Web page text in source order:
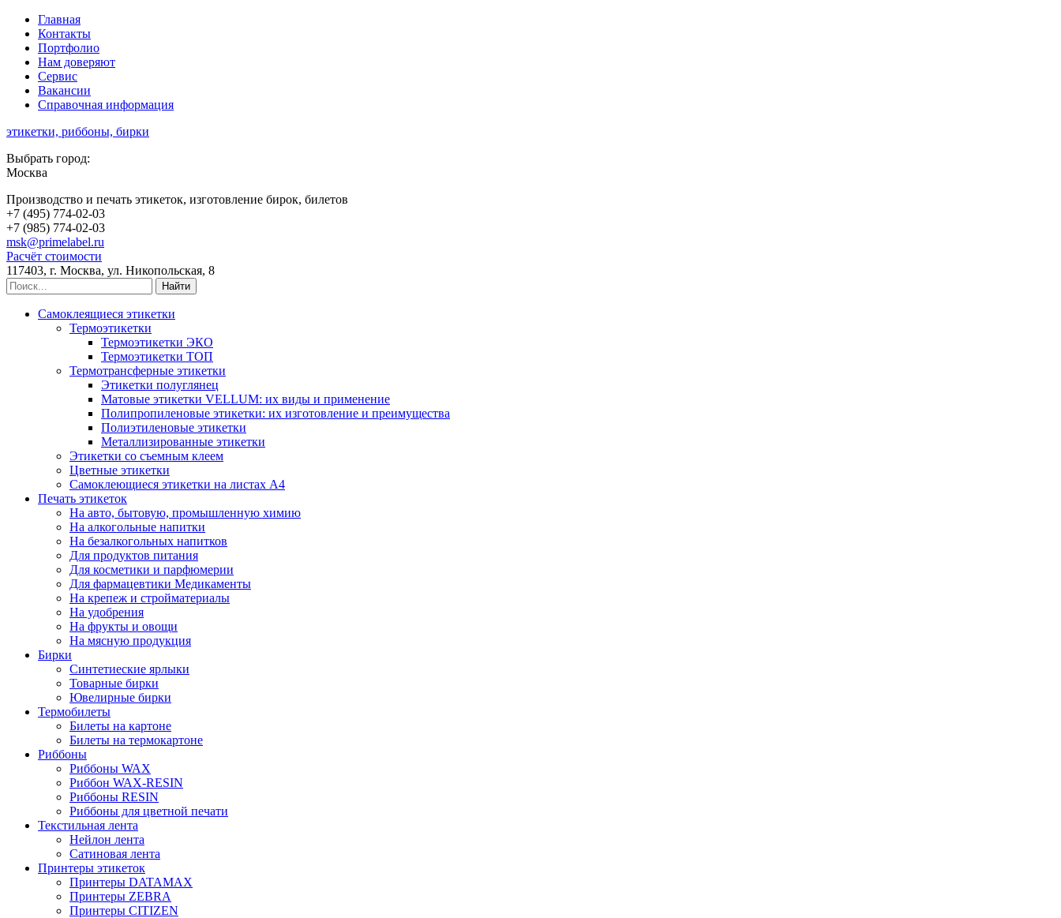
Главная
Контакты
Портфолио
Нам доверяют
Сервис
Вакансии
Справочная информация
этикетки, риббоны, бирки
Выбрать город:
Москва
Производство и печать этикеток, изготовление бирок, билетов
+7 (495) 774-02-03
+7 (985) 774-02-03
msk@primelabel.ru
Расчёт стоимости
117403, г. Москва, ул. Никопольская, 8
Самоклеящиеся этикетки
Термоэтикетки
Термоэтикетки ЭКО
Термоэтикетки ТОП
Термотрансферные этикетки
Этикетки полуглянец
Матовые этикетки VELLUM: их виды и применение
Полипропиленовые этикетки: их изготовление и преимущества
Полиэтиленовые этикетки
Металлизированные этикетки
Этикетки со съемным клеем
Цветные этикетки
Самоклеющиеся этикетки на листах А4
Печать этикеток
На авто, бытовую, промышленную химию
На алкогольные напитки
На безалкогольных напитков
Для продуктов питания
Для косметики и парфюмерии
Для фармацевтики Медикаменты
На крепеж и стройматериалы
На удобрения
На фрукты и овощи
На мясную продукция
Бирки
Синтетиеские ярлыки
Товарные бирки
Ювелирные бирки
Термобилеты
Билеты на картоне
Билеты на термокартоне
Риббоны
Риббоны WAX
Риббон WAX-RESIN
Риббоны RESIN
Риббоны для цветной печати
Текстильная лента
Нейлон лента
Сатиновая лента
Принтеры этикеток
Принтеры DATAMAX
Принтеры ZEBRA
Принтеры CITIZEN